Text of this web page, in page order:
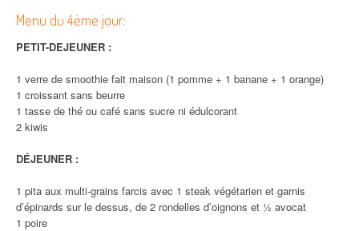
Menu du 4ème jour:
PETIT-DEJEUNER :
1 verre de smoothie fait maison (1 pomme + 1 banane + 1 orange)
1 croissant sans beurre
1 tasse de thé ou café sans sucre ni édulcorant
2 kiwis
DÉJEUNER :
1 pita aux multi-grains farcis avec 1 steak végétarien et garnis
d’épinards sur le dessus, de 2 rondelles d’oignons et ½ avocat
1 poire